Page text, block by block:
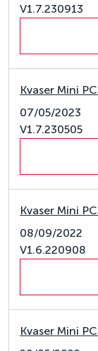
V1.7.230913
Kvaser Mini
07/05/2023
V1.7.230505
Kvaser Mini
08/09/2022
V1.6.220908
Kvaser Mini